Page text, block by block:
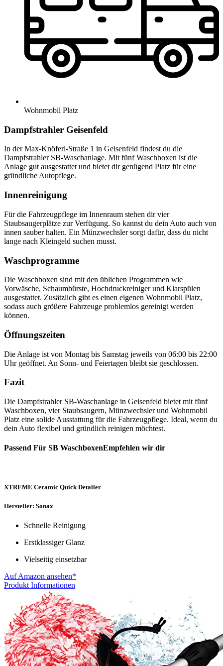
Wohnmobil Platz
Dampfstrahler Geisenfeld
In der Max-Knöferl-Straße 1 in Geisenfeld findest du die
Dampfstrahler SB-Waschanlage. Mit fünf Waschboxen ist die
Anlage gut ausgestattet und bietet dir genügend Platz für eine
gründliche Autopflege.
Innenreinigung
Für die Fahrzeugpflege im Innenraum stehen dir vier
Staubsaugerplätze zur Verfügung. So kannst du dein Auto auch von
innen sauber halten. Ein Münzwechsler sorgt dafür, dass du nicht
lange nach Kleingeld suchen musst.
Waschprogramme
Die Waschboxen sind mit den üblichen Programmen wie
Vorwäsche, Schaumbürste, Hochdruckreiniger und Klarspülen
ausgestattet. Zusätzlich gibt es einen eigenen Wohnmobil Platz,
sodass auch größere Fahrzeuge problemlos gereinigt werden
können.
Öffnungszeiten
Die Anlage ist von Montag bis Samstag jeweils von 06:00 bis 22:00
Uhr geöffnet. An Sonn- und Feiertagen bleibt sie geschlossen.
Fazit
Die Dampfstrahler SB-Waschanlage in Geisenfeld bietet mit fünf
Waschboxen, vier Staubsaugern, Münzwechsler und Wohnmobil
Platz eine solide Ausstattung für die Fahrzeugpflege. Ideal, wenn du
dein Auto flexibel und gründlich reinigen möchtest.
Passend Für SB WaschboxenEmpfehlen wir dir
XTREME Ceramic Quick Detailer
Hersteller: Sonax
Schnelle Reinigung
Erstklassiger Glanz
Vielseitig einsetzbar
Auf Amazon ansehen*
Produkt Informationen